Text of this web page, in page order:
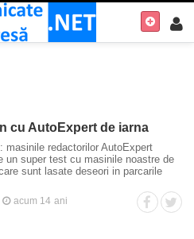
cu AutoExpert de iarna
masinile redactorilor AutoExpert
un super test cu masinile noastre de
sunt lasate deseori in parcarile
acum 14 ani